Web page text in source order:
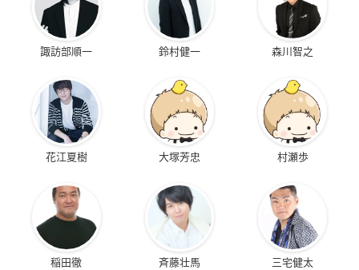
諏訪部順一 鈴村健一 森川智之
花江夏樹 大塚芳忠 村瀬歩
稲田徹 斉藤壮馬 三宅健太